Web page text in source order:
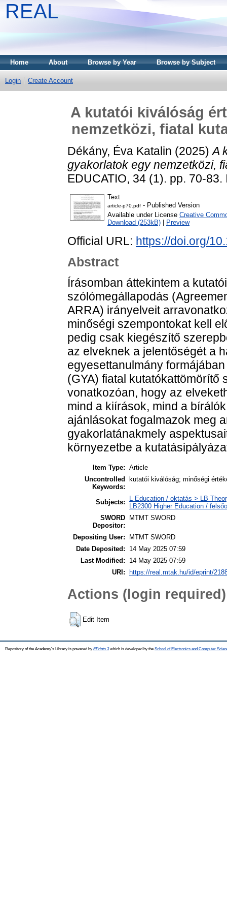
REAL
Home About Browse by Year Browse by Subject
Login Create Account
A kutatói kiválóság
nemzetközi, fiatal
Dékány, Éva Katalin (2025)A
gyakorlatok egy nemzetközi,
EDUCATIO, 34 (1). pp. 70-
Text
article-p70.pdf - Published Version
Available under License Creative
Download (253kB)
Preview
Official URL: https://doi.org/
Abstract
Írásomban áttekintem a
szólómegállapodás
ARRA) irányelveit
minőségi szempontokat kell
pedig csak kiegészítő
az elveknek a jelentőségét a
egyesettanulmány
(GYA) fiatal
vonatkozóan, hogy az
mind a kiírások, mind a
ajánlásokat fogalmazok meg
gyakorlatánakmely
környezetbe a
Item Type: Article
Uncontrolled
Keywords:
kutatói kiválóság; minőségi
Subjects:
L Education / oktatás > LB
LB2300 Higher Education /
SWORD
Depositor:
MTMT SWORD
Depositing User:
MTMT SWORD
Date Deposited:
14 May 2025 07:59
Last Modified:
14 May 2025 07:59
URI:
https://real.mtak.hu/id/eprint/
Actions (login required)
Edit Item
Repository of the Academy's Library is powered by EPrints 3which is developed by the School of Electronics and Computer